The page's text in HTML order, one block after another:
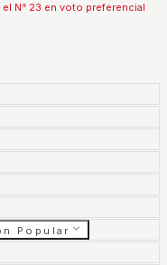
N° 23 en voto preferencial
Popular